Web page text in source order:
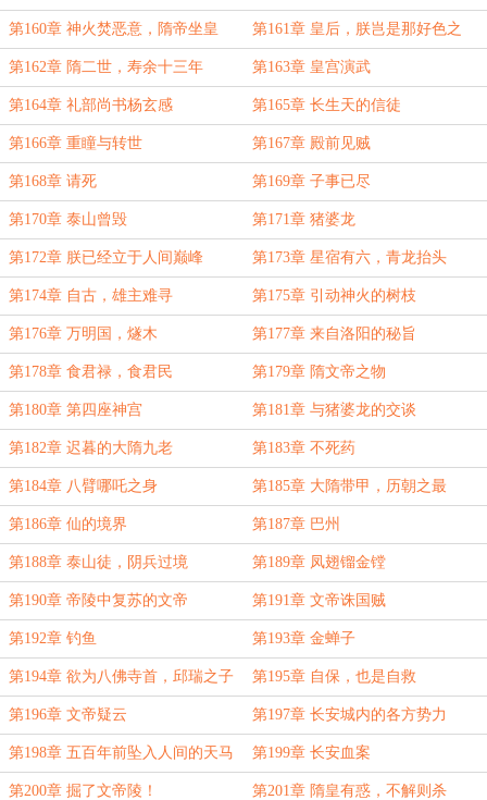
第160章 神火焚恶意，隋帝坐皇
宫！
第161章 皇后，朕岂是那好色之
徒？
第162章 隋二世，寿余十三年 第163章 皇宫演武
第164章 礼部尚书杨玄感 第165章 长生天的信徒
第166章 重瞳与转世 第167章 殿前见贼
第168章 请死 第169章 子事已尽
第170章 泰山曾毁 第171章 猪婆龙
第172章 朕已经立于人间巅峰 第173章 星宿有六，青龙抬头
第174章 自古，雄主难寻 第175章 引动神火的树枝
第176章 万明国，燧木 第177章 来自洛阳的秘旨
第178章 食君禄，食君民 第179章 隋文帝之物
第180章 第四座神宫 第181章 与猪婆龙的交谈
第182章 迟暮的大隋九老 第183章 不死药
第184章 八臂哪吒之身 第185章 大隋带甲，历朝之最
第186章 仙的境界 第187章 巴州
第188章 泰山徒，阴兵过境 第189章 凤翅镏金镗
第190章 帝陵中复苏的文帝 第191章 文帝诛国贼
第192章 钓鱼 第193章 金蝉子
第194章 欲为八佛寺首，邱瑞之子 第195章 自保，也是自救
第196章 文帝疑云 第197章 长安城内的各方势力
第198章 五百年前坠入人间的天马 第199章 长安血案
第200章 掘了文帝陵！ 第201章 隋皇有惑，不解则杀